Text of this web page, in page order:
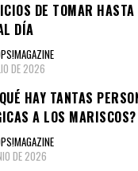
DE TOMAR
DÍA
DE 2026
HAY TANTAS
A LOS MARISCOS?
DE 2026